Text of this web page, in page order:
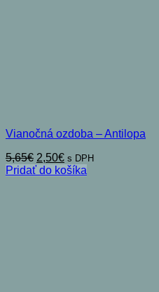
Vianočná ozdoba – Antilopa
5,65€ Pôvodná
cena
2,50€Aktuálna
cena
s DPH
Pridať do košíka